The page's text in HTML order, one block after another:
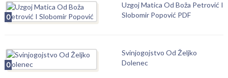
0
Uzgoj Matica Od Boža Petrović I
Slobomir Popović PDF
0
Svinjogojstvo Od Željko
Dolenec